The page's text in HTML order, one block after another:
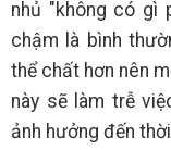
nhủ "không có gì
chậm là bình
thể chất hơn nên
này sẽ làm trễ
ảnh hưởng đến